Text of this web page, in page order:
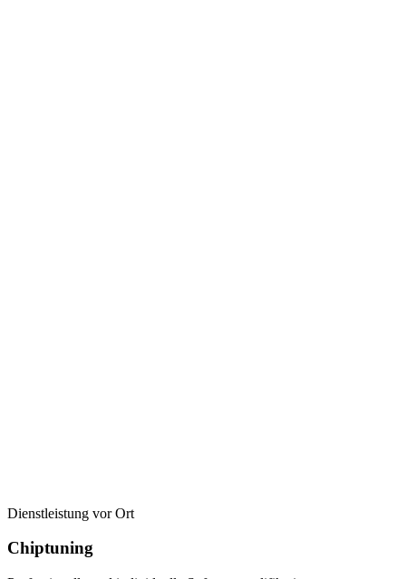
Dienstleistung vor Ort
Chiptuning